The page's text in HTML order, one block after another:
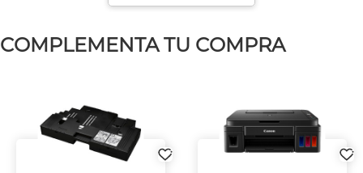
COMPLEMENTA TU COMPRA